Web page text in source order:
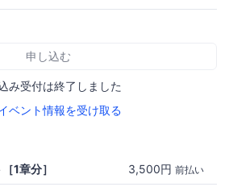
申し込む
み受付は終了しました
ベント情報を受け取る
1章分］ 3,500円 前払い